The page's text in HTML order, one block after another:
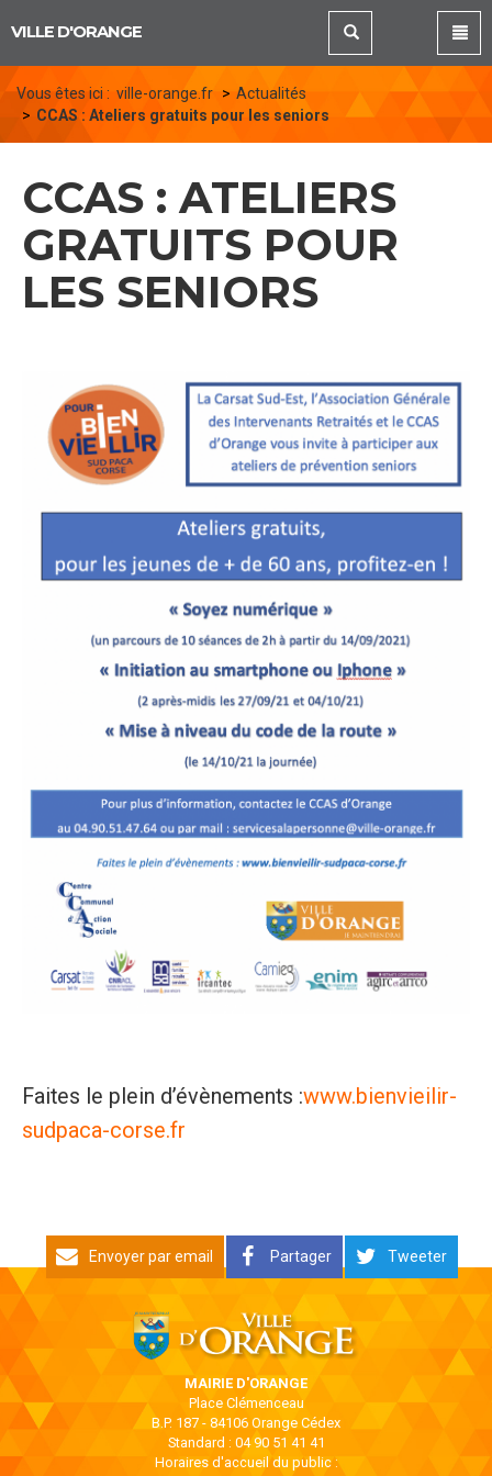
VILLE D'ORANGE
Vous êtes ici : ville-orange.fr
Actualités
CCAS : Ateliers gratuits pour les seniors
CCAS : ATELIERS
GRATUITS POUR
LES SENIORS
Faites le plein d’évènements :www.bienvieilir-
sudpaca-corse.fr
Envoyer par email Partager Tweeter
MAIRIE D'ORANGE
Place Clémenceau
B.P. 187 - 84106 Orange Cédex
Standard : 04 90 51 41 41
Horaires d'accueil du public :